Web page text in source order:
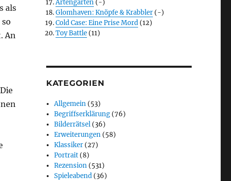
als
An
Artengarten (-)
Glomhaven: Knöpfe & Krabbler (-)
Cold Case: Eine Prise Mord (12)
Toy Battle (11)
KATEGORIEN
Allgemein (53)
Begriffserklärung (76)
Bilderrätsel (36)
Erweiterungen (58)
Klassiker (27)
Portrait (8)
Rezension (531)
Spieleabend (36)